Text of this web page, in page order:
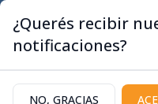
¿Querés recibir
notificaciones?
NO, GRACIAS